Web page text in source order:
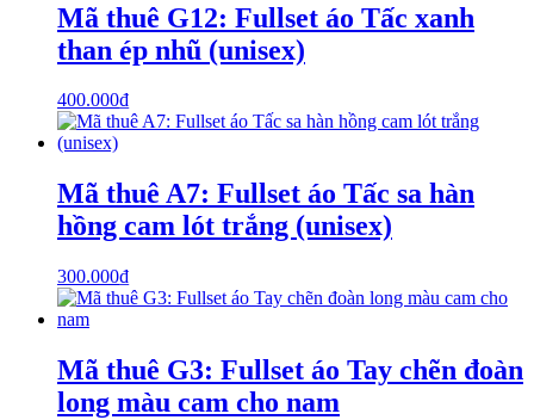
Mã thuê G12: Fullset áo Tấc xanh
than ép nhũ (unisex)
400.000₫
Mã thuê A7: Fullset áo Tấc sa hàn
hồng cam lót trắng (unisex)
300.000₫
Mã thuê G3: Fullset áo Tay chẽn đoàn
long màu cam cho nam